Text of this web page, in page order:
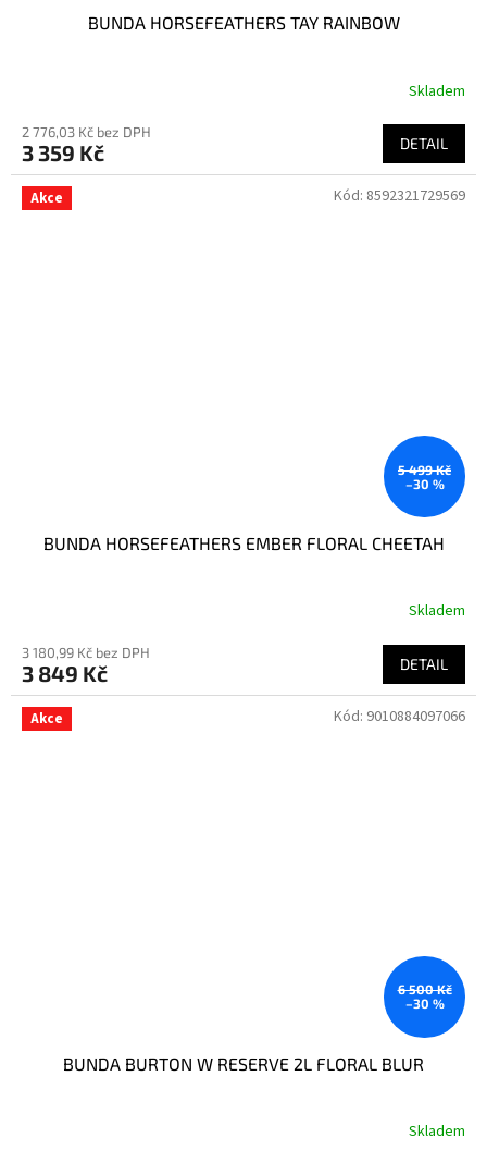
BUNDA HORSEFEATHERS TAY RAINBOW
Skladem
2 776,03 Kč bez DPH
3 359 Kč DETAIL
Akce
5 499 Kč
–30 %
BUNDA HORSEFEATHERS EMBER FLORAL CHEETAH
Skladem
3 180,99 Kč bez DPH
3 849 Kč DETAIL
Kód: 8592321729569
Akce
6 500 Kč
–30 %
BUNDA BURTON W RESERVE 2L FLORAL BLUR
Skladem
Kód: 9010884097066